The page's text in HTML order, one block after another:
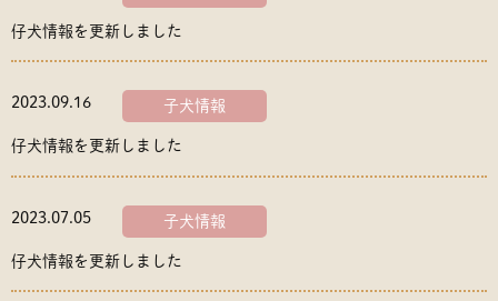
仔犬情報を更新しました
2023.09.16 子犬情報
仔犬情報を更新しました
2023.07.05 子犬情報
仔犬情報を更新しました